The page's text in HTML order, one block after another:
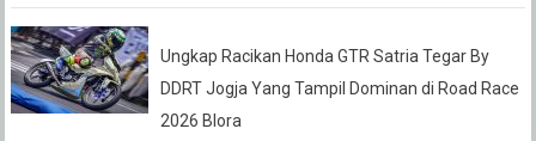
Ungkap Racikan Honda GTR Satria Tegar By
DDRT Jogja Yang Tampil Dominan di Road Race
2026 Blora